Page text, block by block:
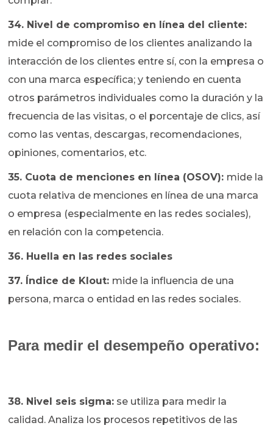
34. Nivel de compromiso en línea del cliente:
mide el compromiso de los clientes analizando la
interacción de los clientes entre sí, con la empresa o
con una marca específica; y teniendo en cuenta
otros parámetros individuales como la duración y la
frecuencia de las visitas, o el porcentaje de clics, así
como las ventas, descargas, recomendaciones,
opiniones, comentarios, etc.
35. Cuota de menciones en línea (OSOV): mide la
cuota relativa de menciones en línea de una marca
o empresa (especialmente en las redes sociales),
en relación con la competencia.
36. Huella en las redes sociales
37. Índice de Klout: mide la influencia de una
persona, marca o entidad en las redes sociales.
Para medir el desempeño operativo:
38. Nivel seis sigma: se utiliza para medir la
calidad. Analiza los procesos repetitivos de las